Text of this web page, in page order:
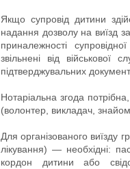
Якщо супровід дитини
надання дозволу на виїзд
приналежності
звільнені від військової
підтверджувальних
Нотаріальна згода
(волонтер, викладач,
Для організованого виїзду
лікування) — необхідні:
кордон дитини або